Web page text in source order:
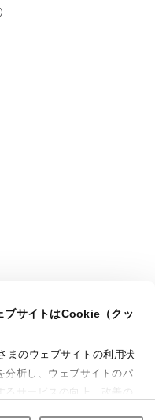
ブサイトはCookie（クッ
まのウェブサイトの利用状
分析し、ウェブサイトのパ
サービスの向上、改善の
お客さまによるサイトの利
シビリティ方針 サイトマップ